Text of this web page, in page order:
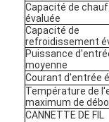
Capacité de
évaluée
Capacité de
refroidissement
Puissance
moyenne
Courant d'entrée
Température de
maximum de
CANNETTE DE FIL